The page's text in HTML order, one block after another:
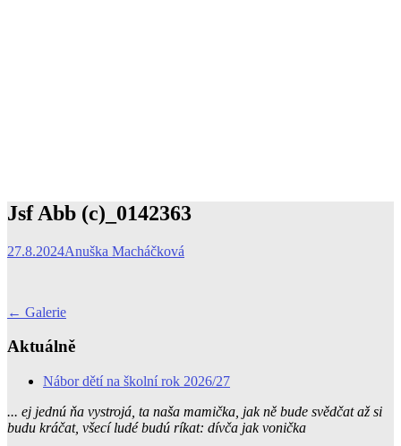
Jsf Abb (c)_0142363
27.8.2024Anuška Macháčková
Post
← Galerie
Aktuálně
Nábor dětí na školní rok 2026/27
... ej jednú ňa vystrojá, ta naša mamička, jak ně bude svědčat až si
budu kráčat, všecí ludé budú ríkat: dívča jak vonička